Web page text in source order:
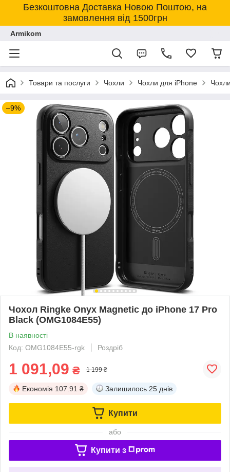
Безкоштовна Доставка Новою Поштою, на
замовлення від 1500грн
Armikom
Товари та послуги Чохли Чохли для iPhone
–9%
Чохол Ringke Onyx Magnetic до iPhone 17 Pro
Black (OMG1084E55)
В наявності
Код: OMG1084E55-rgk
Роздріб
1 091,09 ₴ 1 199 ₴
Економія 107.91 ₴ Залишилось 25 днів
Купити
або
Купити з